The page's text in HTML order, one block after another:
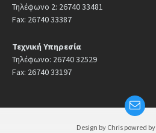
Τηλέφωνο 2: 26740 33481
Fax: 26740 33387
Τεχνική Υπηρεσία
Τηλέφωνο: 26740 32529
Fax: 26740 33197
Design by Chris powred by